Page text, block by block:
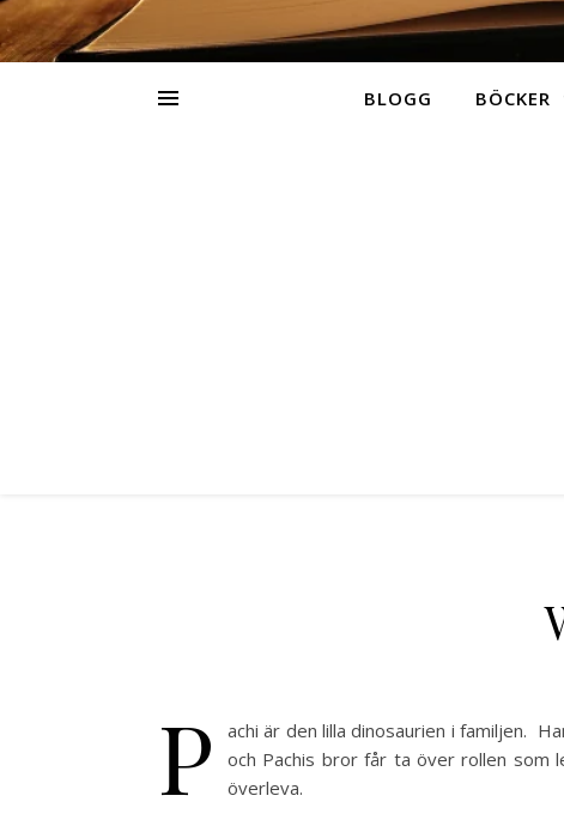
BLOGG BÖCKER
P
achi är den lilla dinosaurien i familjen.
och Pachis bror får ta över rollen som
överleva.